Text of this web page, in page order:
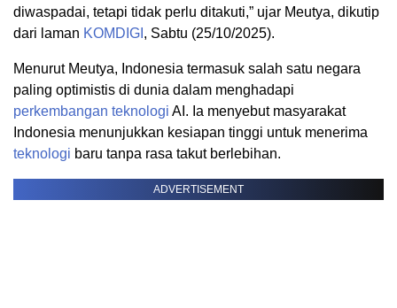
diwaspadai, tetapi tidak perlu ditakuti,” ujar Meutya, dikutip
dari laman KOMDIGI , Sabtu (25/10/2025).
Menurut Meutya, Indonesia termasuk salah satu negara
paling optimistis di dunia dalam menghadapi
perkembangan teknologi AI. Ia menyebut masyarakat
Indonesia menunjukkan kesiapan tinggi untuk menerima
teknologi baru tanpa rasa takut berlebihan.
ADVERTISEMENT